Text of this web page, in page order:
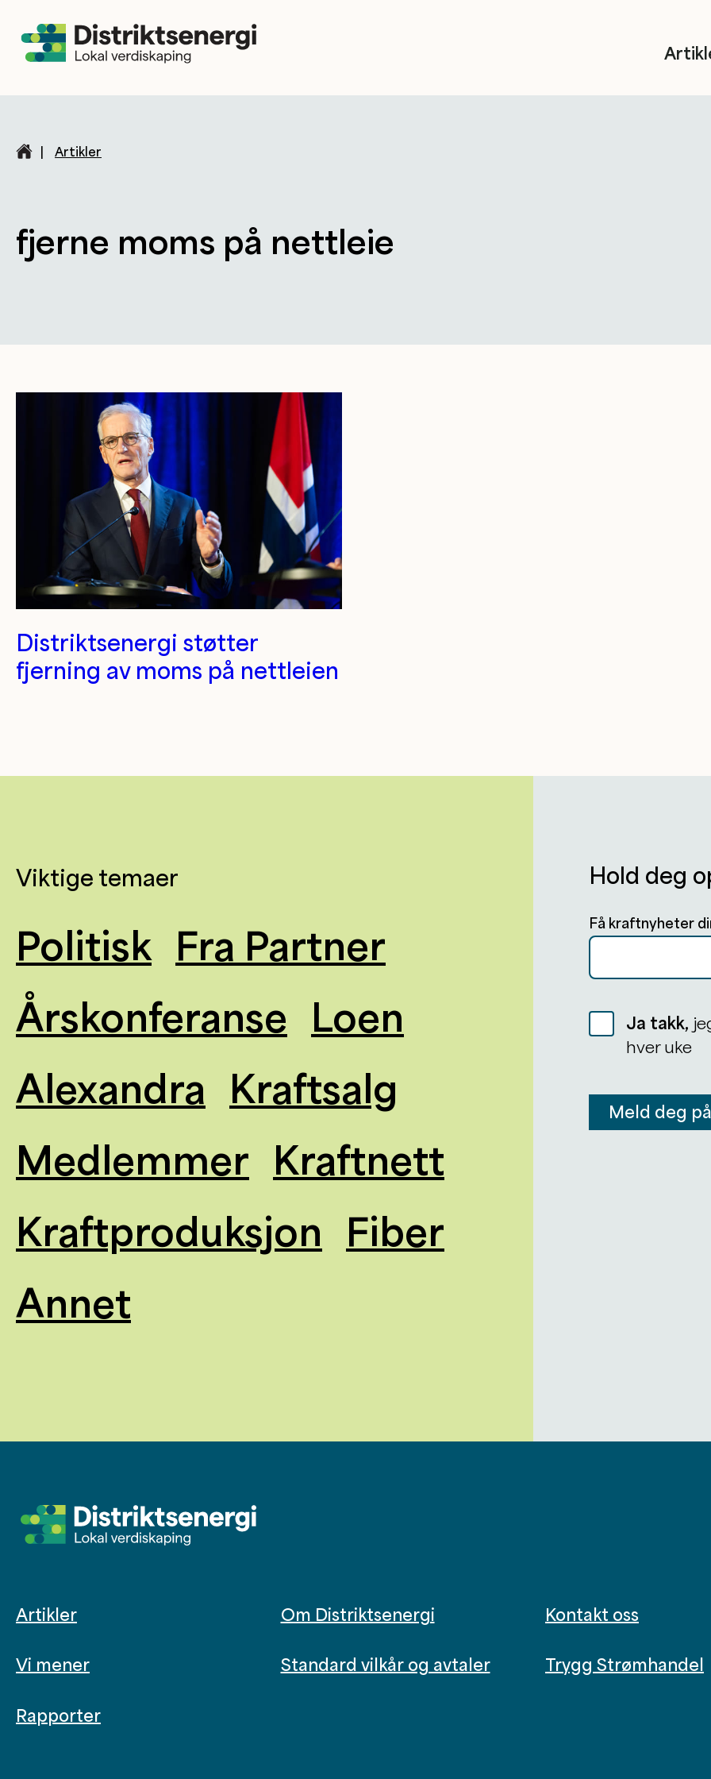
Artikler
fjerne moms på nettleie
Kategori/tag artikler
Distriktsenergi støtter
fjerning av moms på nettleien
Viktige temaer
Politisk Fra Partner
Årskonferanse Loen
Alexandra Kraftsalg
Medlemmer Kraftnett
Kraftproduksjon Fiber
Annet
Hold deg
Få kraftnyheter
Ja takk,
hver uke
Meld deg på
Artikler
Vi mener
Rapporter
Om Distriktsenergi
Standard vilkår og avtaler
Kontakt oss
Trygg Strømhandel